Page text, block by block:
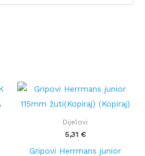
Dijelovi
5,31 €
Gripovi Herrmans junior